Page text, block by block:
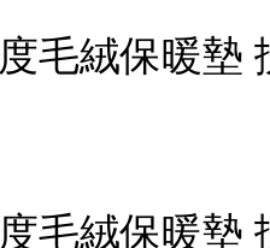
毛絨保暖墊
毛絨保暖墊